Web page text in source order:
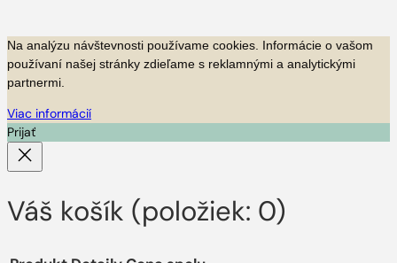
Na analýzu návštevnosti používame cookies. Informácie o vašom
používaní našej stránky zdieľame s reklamnými a analytickými
partnermi.
Viac informácií
Prijať
Váš košík (položiek: 0)